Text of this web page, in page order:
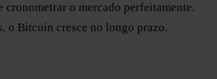
cronometrar o mercado perfeitamente.
o Bitcoin cresce no longo prazo.